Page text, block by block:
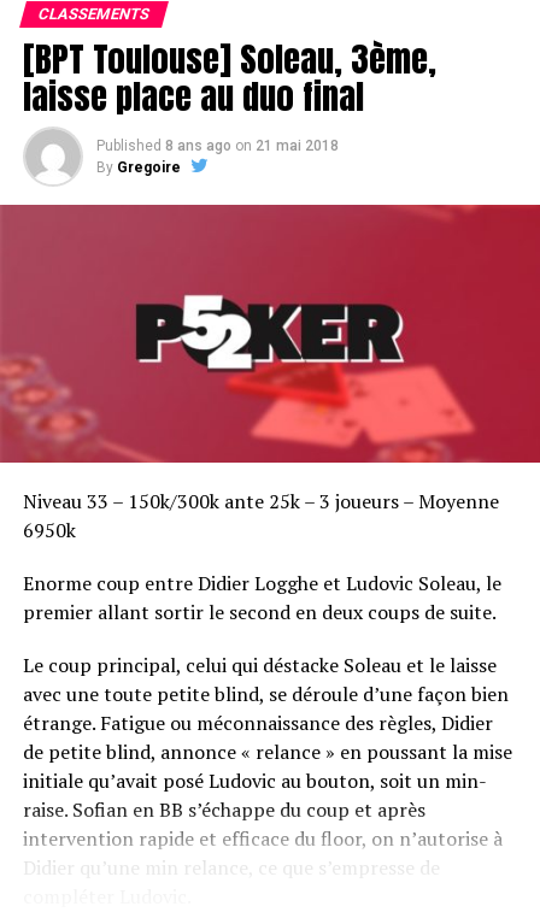
CLASSEMENTS
[BPT Toulouse] Soleau, 3ème,
laisse place au duo final
Published 8 ans ago on 21 mai 2018
By Gregoire
Niveau 33 – 150k/300k ante 25k – 3 joueurs – Moyenne
6950k
Enorme coup entre Didier Logghe et Ludovic Soleau, le
premier allant sortir le second en deux coups de suite.
Le coup principal, celui qui déstacke Soleau et le laisse
avec une toute petite blind, se déroule d’une façon bien
étrange. Fatigue ou méconnaissance des règles, Didier
de petite blind, annonce « relance » en poussant la mise
initiale qu’avait posé Ludovic au bouton, soit un min-
raise. Sofian en BB s’échappe du coup et après
intervention rapide et efficace du floor, on n’autorise à
Didier qu’une min relance, ce que s’empresse de